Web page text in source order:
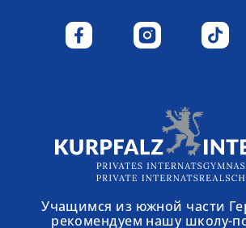
Учащимся из южной части
рекомендуем нашу школу-